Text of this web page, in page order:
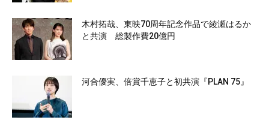
木村拓哉、東映70周年記念作品で綾瀬はるか
と共演 総製作費20億円
河合優実、倍賞千恵子と初共演『PLAN 75』